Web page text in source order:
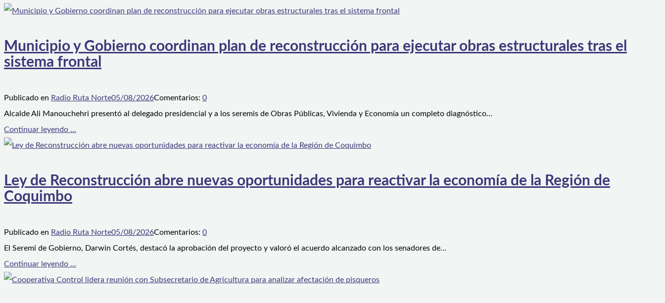
Municipio y Gobierno coordinan plan de reconstrucción para ejecutar obras estructurales tras el
sistema frontal
Publicado en Radio Ruta Norte05/08/2026Comentarios: 0
Alcalde Ali Manouchehri presentó al delegado presidencial y a los seremis de Obras Públicas, Vivienda y Economía un completo diagnóstico…
Continuar leyendo ...
Ley de Reconstrucción abre nuevas oportunidades para reactivar la economía de la Región de
Coquimbo
Publicado en Radio Ruta Norte05/08/2026Comentarios: 0
El Seremi de Gobierno, Darwin Cortés, destacó la aprobación del proyecto y valoró el acuerdo alcanzado con los senadores de…
Continuar leyendo ...